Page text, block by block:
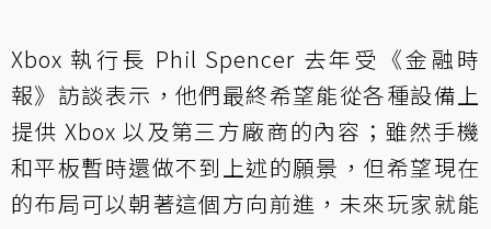
Xbox 執行長 Phil Spencer 去年受《金融時
報》訪談表示，他們最終希望能從各種設備上
提供 Xbox 以及第三方廠商的內容；雖然手機
和平板暫時還做不到上述的願景，但希望現在
的布局可以朝著這個方向前進，未來玩家就能